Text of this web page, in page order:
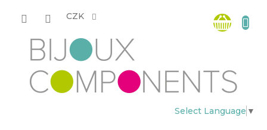
CZK
Select Language ▼
košík